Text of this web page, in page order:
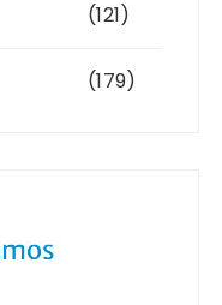
(121)
(179)